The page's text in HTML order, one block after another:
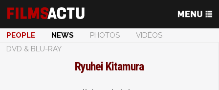
PEOPLE NEWS PHOTOS
VIDÉOS
DVD & BLU-RAY
Ryuhei Kitamura